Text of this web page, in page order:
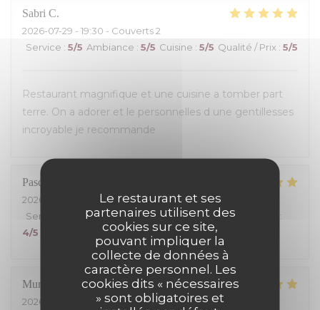
Le restaurant et ses
partenaires utilisent des
cookies sur ce site,
pouvant impliquer la
collecte de données à
caractère personnel. Les
cookies dits « nécessaires
» sont obligatoires et
Sabri C
2026-07-29 - 19:30 - Couverts 2
Service : 5/5 Ambiance : 5/5 Cuisine : 5/5 Qualité / Prix : 5/5
Restaurant magnifique et une cuisine a tomber part
terre. On a adorer et le personnelles d une gentillesses
incroyable je recommande
Pascal
2026-07-26
- 12:00 - Couverts 3
Service
Ambiance: 5/5 Cuisine: 4/5 Qualité / Prix
:
4/5
Muriel
2026-07-25
- 13:00 - Couverts 2